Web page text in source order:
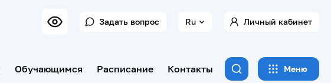
Задать вопрос Ru Личный кабинет
Обучающимся Расписание Контакты Меню